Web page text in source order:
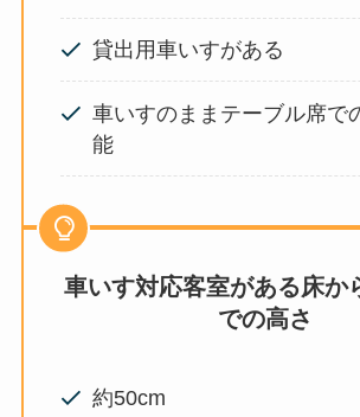
貸出用車いすがある
車いすのままテーブル席で
能
車いす対応客室がある床か
での高さ
約50cm